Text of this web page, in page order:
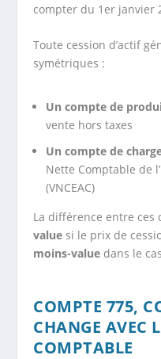
compter du 1er janvier
Toute cession d’actif
symétriques :
Un compte de
vente hors taxes
Un compte de
Nette Comptable de
(VNCEAC)
La différence entre ces
value si le prix de
moins-value dans le
COMPTE 775,
CHANGE AVEC
COMPTABLE